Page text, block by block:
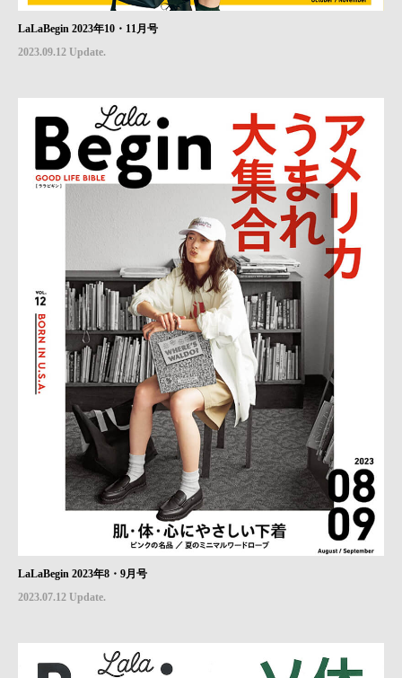
LaLaBegin 2023年10・11月号
2023.09.12 Update.
LaLaBegin 2023年8・9月号
2023.07.12 Update.